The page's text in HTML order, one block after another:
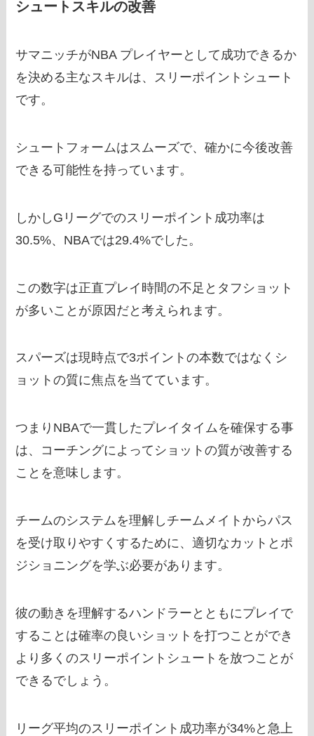
シュートスキルの改善
サマニッチがNBA プレイヤーとして成功できるか
を決める主なスキルは、スリーポイントシュート
です。
シュートフォームはスムーズで、確かに今後改善
できる可能性を持っています。
しかしGリーグでのスリーポイント成功率は
30.5%、NBAでは29.4%でした。
この数字は正直プレイ時間の不足とタフショット
が多いことが原因だと考えられます。
スパーズは現時点で3ポイントの本数ではなくシ
ョットの質に焦点を当てています。
つまりNBAで一貫したプレイタイムを確保する事
は、コーチングによってショットの質が改善する
ことを意味します。
チームのシステムを理解しチームメイトからパス
を受け取りやすくするために、適切なカットとポ
ジショニングを学ぶ必要があります。
彼の動きを理解するハンドラーとともにプレイで
することは確率の良いショットを打つことができ
より多くのスリーポイントシュートを放つことが
できるでしょう。
リーグ平均のスリーポイント成功率が34%と急上